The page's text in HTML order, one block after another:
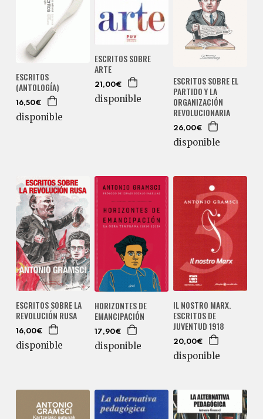
ESCRITOS
(ANTOLOGÍA)
16,50€
disponible
ESCRITOS SOBRE
ARTE
21,00€
disponible
ESCRITOS SOBRE EL
PARTIDO Y LA
ORGANIZACIÓN
REVOLUCIONARIA
26,00€
disponible
ESCRITOS SOBRE LA
REVOLUCIÓN RUSA
16,00€
disponible
HORIZONTES DE
EMANCIPACIÓN
17,90€
disponible
IL NOSTRO MARX.
ESCRITOS DE
JUVENTUD 1918
20,00€
disponible